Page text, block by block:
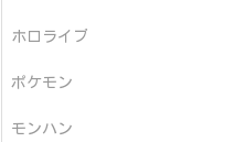
ホロライブ
ポケモン
モンハン